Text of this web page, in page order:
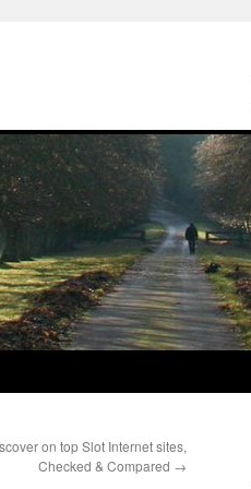
on top Slot Internet sites,
Checked & Compared →